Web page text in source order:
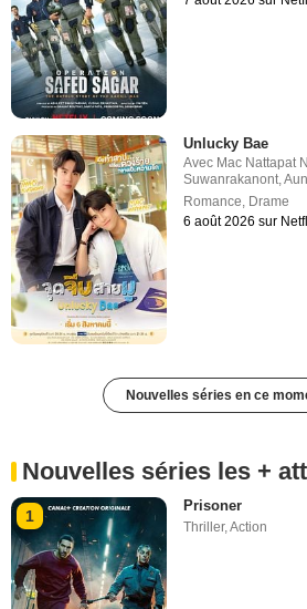
Unlucky Bae
Avec Mac Nattapat
Suwanrakanont,
Romance, Drame
6 août 2026 sur
Nouvelles séries en ce
Nouvelles séries les +
1
Prisoner
Thriller,Action